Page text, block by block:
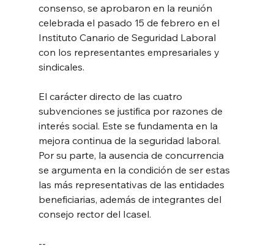
consenso, se aprobaron en la reunión
celebrada el pasado 15 de febrero en el
Instituto Canario de Seguridad Laboral
con los representantes empresariales y
sindicales.
El carácter directo de las cuatro
subvenciones se justifica por razones de
interés social. Este se fundamenta en la
mejora continua de la seguridad laboral.
Por su parte, la ausencia de concurrencia
se argumenta en la condición de ser estas
las más representativas de las entidades
beneficiarias, además de integrantes del
consejo rector del Icasel.
--